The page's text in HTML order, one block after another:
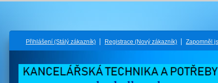
Přihlášení (Stálý zákazník) Registrace (Nový zákazník) Zapomněl